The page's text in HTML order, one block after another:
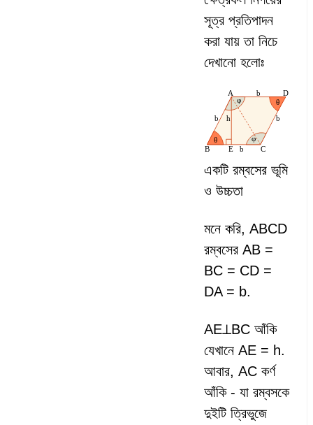
সূত্র প্রতিপাদন
করা যায় তা নিচে
দেখানো হলোঃ
একটি রম্বসের ভূমি
ও উচ্চতা
মনে করি, ABCD
রম্বসের AB =
BC = CD =
DA = b.
AE⊥BC আঁকি
যেখানে AE = h.
আবার, ‍AC কর্ণ
আঁকি - যা রম্বসকে
দুইটি ত্রিভুজে